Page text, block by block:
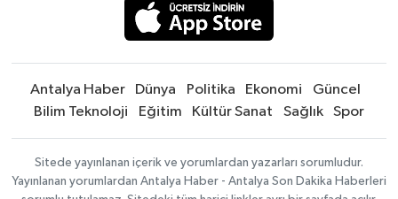
Antalya Haber Dünya Politika Ekonomi
Güncel
Bilim Teknoloji
Eğitim Kültür Sanat Sağlık Spor
Sitede yayınlanan içerik ve yorumlardan yazarları sorumludur.
Yayınlanan yorumlardan Antalya Haber - Antalya Son Dakika Haberleri